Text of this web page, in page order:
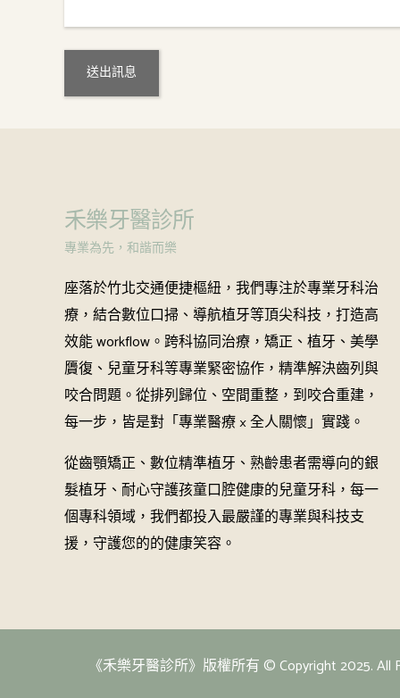
禾樂牙醫診所
專業為先，和諧而樂
座落於竹北交通便捷樞紐，我們專注於專業牙科治
療，結合數位口掃、導航植牙等頂尖科技，打造高
效能 workflow。跨科協同治療，矯正、植牙、美學
贗復、兒童牙科等專業緊密協作，精準解決齒列與
咬合問題。從排列歸位、空間重整，到咬合重建，
每一步，皆是對「專業醫療 × 全人關懷」實踐。
從齒顎矯正、數位精準植牙、熟齡患者需導向的銀
髮植牙、耐心守護孩童口腔健康的兒童牙科，每一
個專科領域，我們都投入最嚴謹的專業與科技支
援，守護您的的健康笑容。
《禾樂牙醫診所》版權所有 © Copyright 2025. All